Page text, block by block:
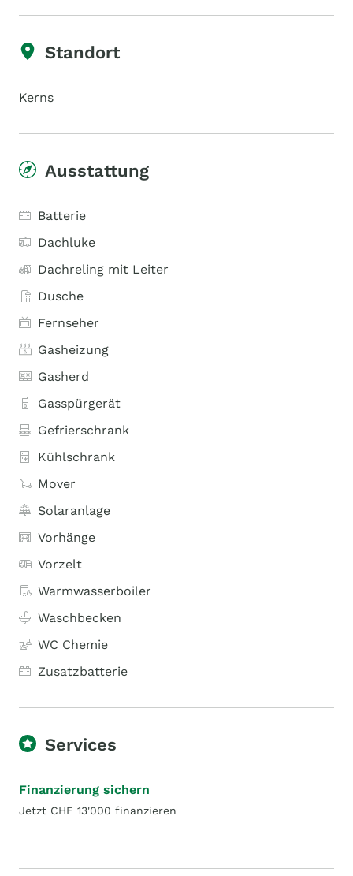
Standort
Kerns
Ausstattung
Batterie
Dachluke
Dachreling mit Leiter
Dusche
Fernseher
Gasheizung
Gasherd
Gasspürgerät
Gefrierschrank
Kühlschrank
Mover
Solaranlage
Vorhänge
Vorzelt
Warmwasserboiler
Waschbecken
WC Chemie
Zusatzbatterie
Services
Finanzierung sichern
Jetzt CHF 13'000 finanzieren